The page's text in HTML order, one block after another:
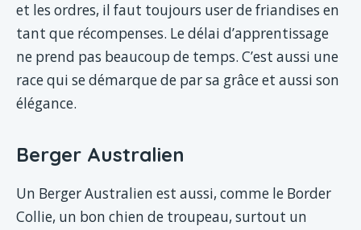
et les ordres, il faut toujours user de friandises en
tant que récompenses. Le délai d’apprentissage
ne prend pas beaucoup de temps. C’est aussi une
race qui se démarque de par sa grâce et aussi son
élégance.
Berger Australien
Un Berger Australien est aussi, comme le Border
Collie, un bon chien de troupeau, surtout un